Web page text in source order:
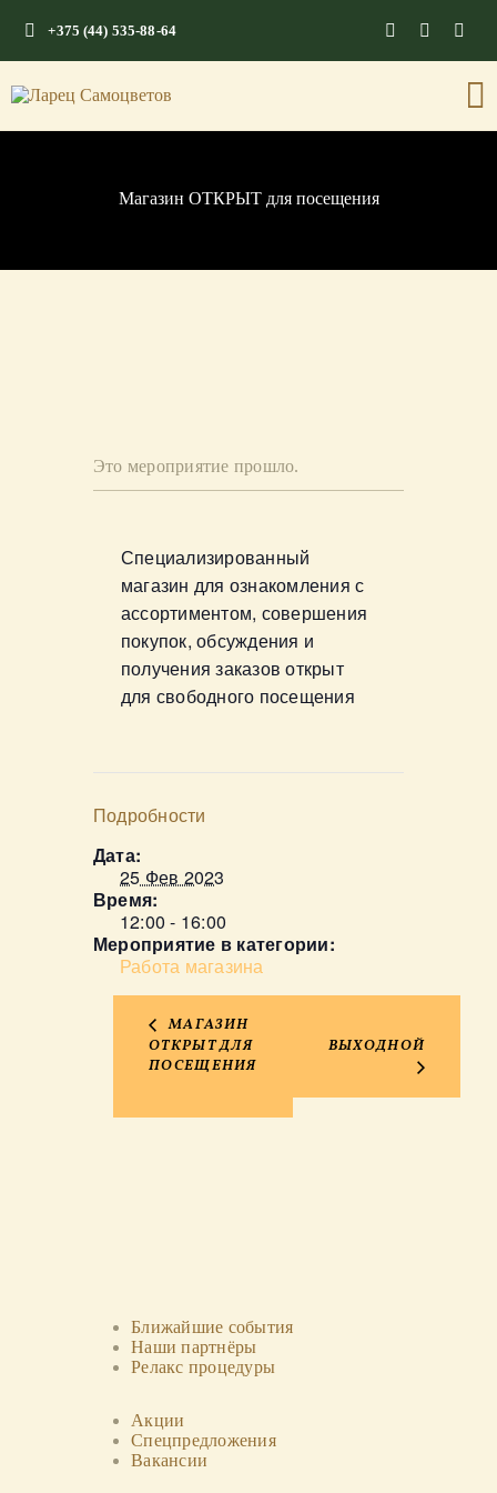
+375 (44) 535-88-64
Магазин ОТКРЫТ для посещения
ГЛАВНАЯ
КАМНИ СО СМЫСЛОМ
ЭНЕРГИЯ ФОРМ
Это мероприятие прошло.
Специализированный
магазин для ознакомления с
ассортиментом, совершения
покупок, обсуждения и
получения заказов открыт
для свободного посещения
Подробности
Дата:
25 Фев 2023
Время:
12:00 - 16:00
Мероприятие в категории:
Работа магазина
МАГАЗИН
ОТКРЫТ ДЛЯ
ПОСЕЩЕНИЯ
ВЫХОДНОЙ
Ближайшие события
Наши партнёры
Релакс процедуры
Акции
Спецпредложения
Вакансии